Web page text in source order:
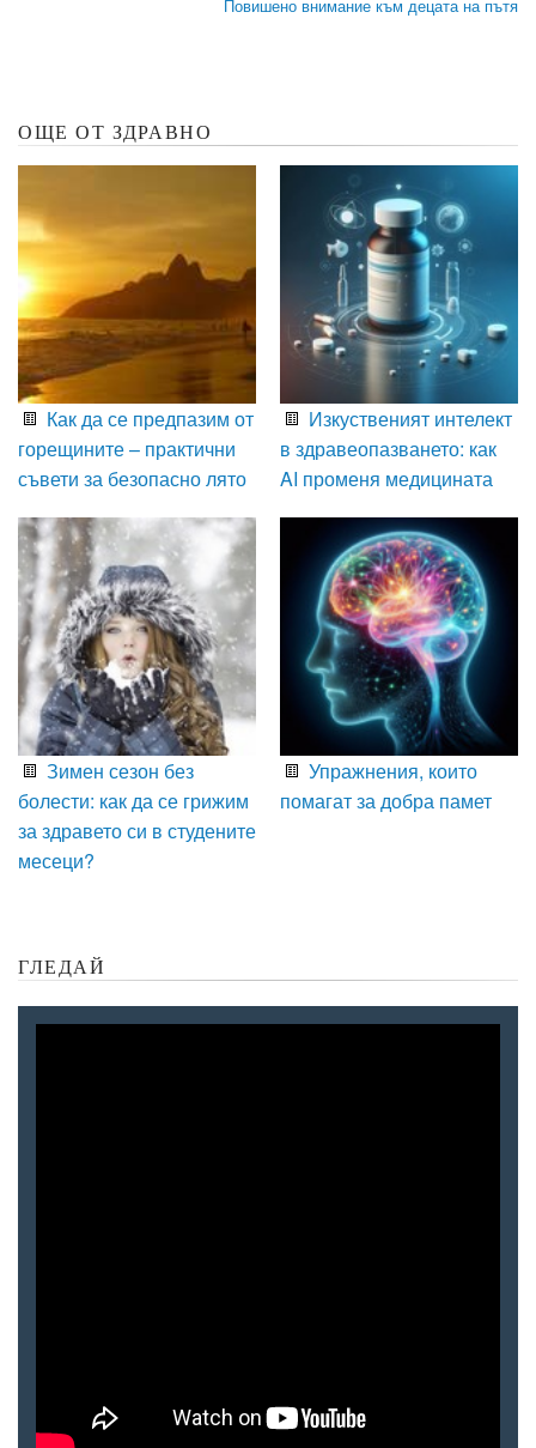
Повишено внимание към децата на пътя
ОЩЕ ОТ ЗДРАВНО
Как да се предпазим от
горещините – практични
съвети за безопасно лято
Изкуственият интелект
в здравеопазването: как
AI променя медицината
Зимен сезон без
болести: как да се грижим
за здравето си в студените
месеци?
Упражнения, които
помагат за добра памет
ГЛЕДАЙ